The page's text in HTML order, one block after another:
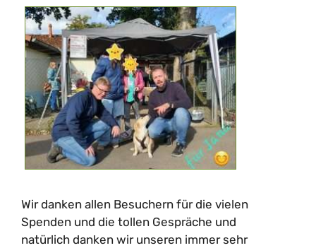
Wir danken allen Besuchern für die vielen
Spenden und die tollen Gespräche und
natürlich danken wir unseren immer sehr